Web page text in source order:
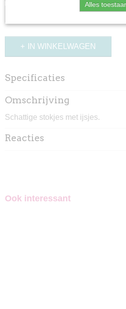
IN WINKELWAGEN
Specificaties
Productcode
891-2526
Omschrijving
Schattige stokjes met ijsjes.
Reacties
Ook interessant
Alles